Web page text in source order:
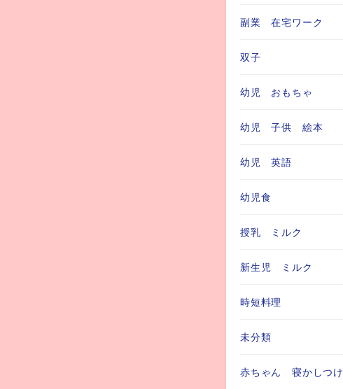
副業 在宅ワーク
双子
幼児 おもちゃ
幼児 子供 絵本
幼児 英語
幼児食
授乳 ミルク
新生児 ミルク
時短料理
未分類
赤ちゃん 寝かしつけ